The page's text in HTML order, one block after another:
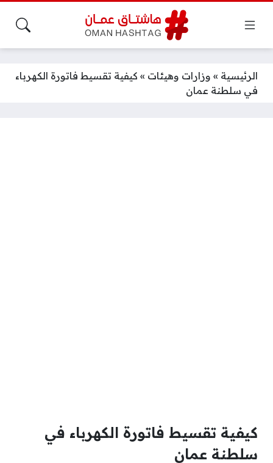
الرئيسية » وزارات وهيئات » كيفية تقسيط فاتورة الكهرباء
في سلطنة عمان
كيفية تقسيط فاتورة الكهرباء في
سلطنة عمان